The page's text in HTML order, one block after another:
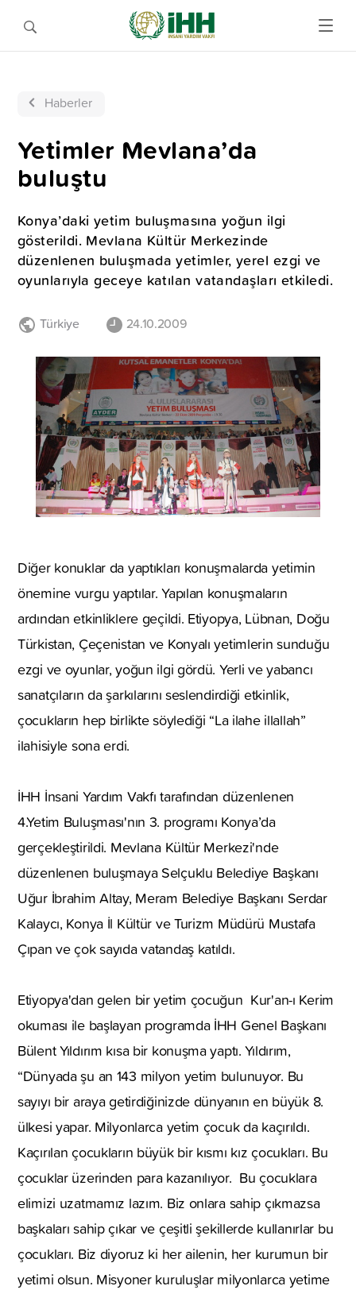
Haberler
Yetimler Mevlana’da
buluştu
Konya’daki yetim buluşmasına yoğun ilgi
gösterildi. Mevlana Kültür Merkezinde
düzenlenen buluşmada yetimler, yerel ezgi ve
oyunlarıyla geceye katılan vatandaşları etkiledi.
Türkiye 24.10.2009
Diğer konuklar da yaptıkları konuşmalarda yetimin
önemine vurgu yaptılar. Yapılan konuşmaların
ardından etkinliklere geçildi. Etiyopya, Lübnan, Doğu
Türkistan, Çeçenistan ve Konyalı yetimlerin sunduğu
ezgi ve oyunlar, yoğun ilgi gördü. Yerli ve yabancı
sanatçıların da şarkılarını seslendirdiği etkinlik,
çocukların hep birlikte söylediği “La ilahe illallah”
ilahisiyle sona erdi.
İHH İnsani Yardım Vakfı tarafından düzenlenen
4.Yetim Buluşması'nın 3. programı Konya’da
gerçekleştirildi. Mevlana Kültür Merkezi'nde
düzenlenen buluşmaya Selçuklu Belediye Başkanı
Uğur İbrahim Altay, Meram Belediye Başkanı Serdar
Kalaycı, Konya İl Kültür ve Turizm Müdürü Mustafa
Çıpan ve çok sayıda vatandaş katıldı.
Etiyopya'dan gelen bir yetim çocuğun Kur'an-ı Kerim
okuması ile başlayan programda İHH Genel Başkanı
Bülent Yıldırım kısa bir konuşma yaptı. Yıldırım,
“Dünyada şu an 143 milyon yetim bulunuyor. Bu
sayıyı bir araya getirdiğinizde dünyanın en büyük 8.
ülkesi yapar. Milyonlarca yetim çocuk da kaçırıldı.
Kaçırılan çocukların büyük bir kısmı kız çocukları. Bu
çocuklar üzerinden para kazanılıyor. Bu çocuklara
elimizi uzatmamız lazım. Biz onlara sahip çıkmazsa
başkaları sahip çıkar ve çeşitli şekillerde kullanırlar bu
çocukları. Biz diyoruz ki her ailenin, her kurumun bir
yetimi olsun. Misyoner kuruluşlar milyonlarca yetime